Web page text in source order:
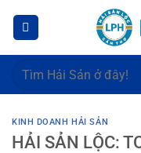
dung
Tìm
KINH DOANH HẢI SẢN
HẢI SẢN LỘC: